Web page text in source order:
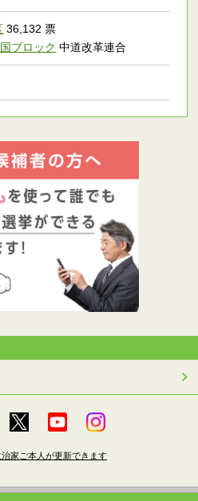
36,132 票
ブロック 中道改革連合
家ご本人が更新できます